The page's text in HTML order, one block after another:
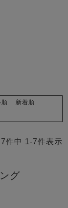
順
新着順
7件中 1-7件表示
グ